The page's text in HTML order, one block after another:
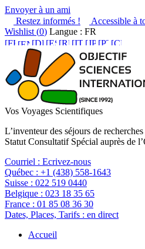
Envoyer à un ami
Restez informés !
Accessible à
Wishlist (0) Langue : FR
Vos Voyages Scientifiques
L’inventeur des séjours de
Statut Consultatif Spécial auprès de
Courriel : Ecrivez-nous
Québec : +1 (438) 558-1643
Suisse : 022 519 0440
Belgique : 023 18 35 65
France : 01 85 08 36 30
Dates, Places, Tarifs : en direct
Accueil